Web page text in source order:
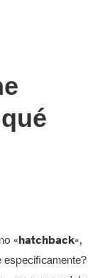
«hatchback«,